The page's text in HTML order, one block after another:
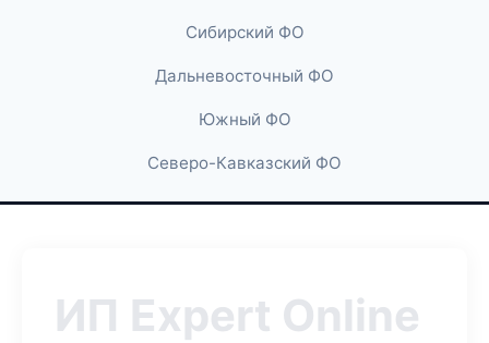
Сибирский ФО
Дальневосточный ФО
Южный ФО
Северо-Кавказский ФО
ИП Expert Online